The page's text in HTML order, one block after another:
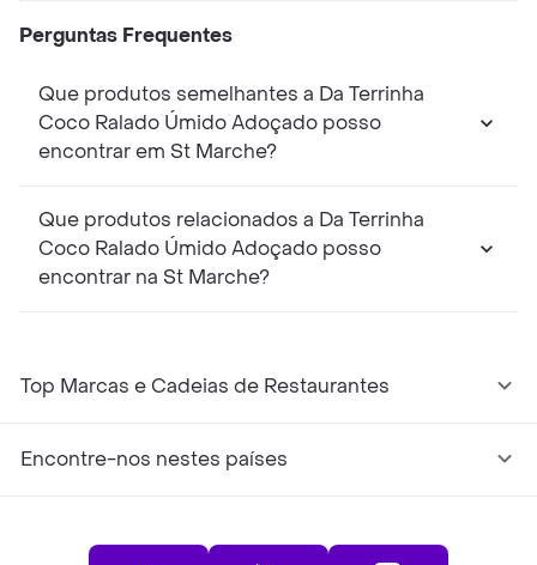
Perguntas Frequentes
Que produtos semelhantes a Da Terrinha
Coco Ralado Úmido Adoçado posso
encontrar em St Marche?
Que produtos relacionados a Da Terrinha
Coco Ralado Úmido Adoçado posso
encontrar na St Marche?
Top Marcas e Cadeias de Restaurantes
Encontre-nos nestes países